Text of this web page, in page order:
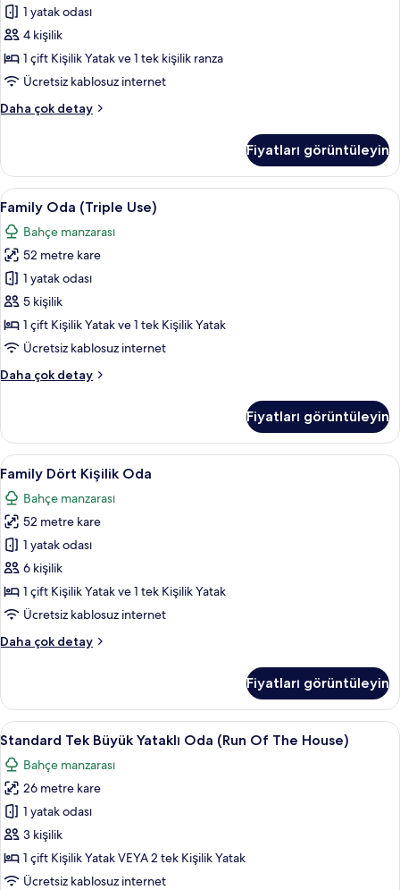
fotoğrafları
görün
1 yatak odası
4 kişilik
1 çift Kişilik Yatak ve 1 tek kişilik ranza
Ücretsiz kablosuz internet
Daha çok detay
Çocuk
fazla
detay
Fiyatları görüntüleyin
Family
Oda
(Triple
Use)
için
tüm
fotoğrafları
görün
Ücretsiz minibar, odada kasa, masa, ses
7
Family Oda (Triple Use)
Bahçe manzarası
52 metre kare
1 yatak odası
5 kişilik
1 çift Kişilik Yatak ve 1 tek Kişilik Yatak
Ücretsiz kablosuz internet
Daha çok detay
Family
hakkında
daha
fazla
Fiyatları görüntüleyin
Family
Dört
Kişilik
Oda
için
tüm
fotoğrafları
görün
Ücretsiz minibar, odada kasa, masa, ses
7
Family Dört Kişilik Oda
Bahçe manzarası
52 metre kare
1 yatak odası
6 kişilik
1 çift Kişilik Yatak ve 1 tek Kişilik Yatak
Ücretsiz kablosuz internet
Daha çok detay
Family
hakkında
daha
fazla
Fiyatları görüntüleyin
Standard
Tek
Büyük
Yataklı
Oda
(Run
Of
The
Ücretsiz minibar, odada kasa, masa, ses
8
Standard Tek Büyük Yataklı Oda (Run Of The House)
Bahçe manzarası
26 metre kare
1 yatak odası
3 kişilik
1 çift Kişilik Yatak VEYA 2 tek Kişilik Yatak
Ücretsiz kablosuz internet